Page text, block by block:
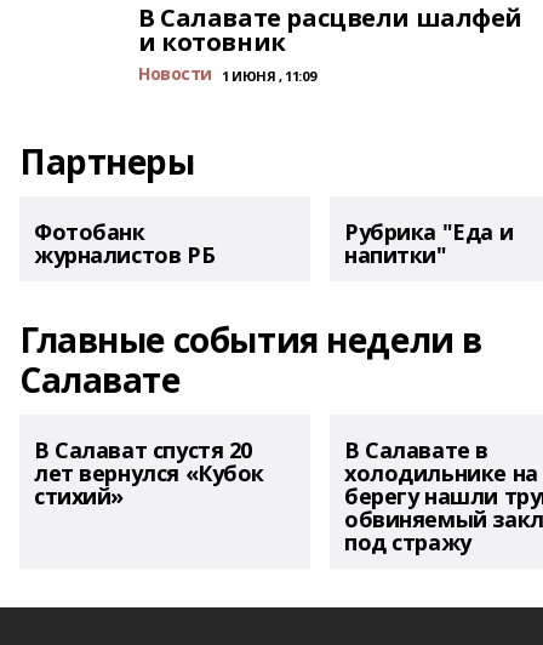
В Салавате расцвели шалфей
и котовник
Новости 1 ИЮНЯ , 11:09
Партнеры
Фотобанк
журналистов РБ
Рубрика "Еда и
напитки"
Главные события недели в
Салавате
В Салават спустя 20
лет вернулся «Кубок
стихий»
В Салавате в
холодильнике на
берегу нашли
обвиняемый
под стражу